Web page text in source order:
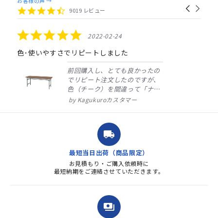
carousel
Carousel
arrows
4.4
star
9019 レビュー
5.0
star
rating
2022-02-24
色･使いやすさでリピートしました
前回購入し、とても良かったの
でリピート注文したのですが、
色（チーク）を間違って「ナチ
ュラル」としてしまいました。
ました。商品到着も早く、品
質・使いやすさで満足していま
す。また、リピートするときは
よろしくお...
Kagukuroカスタマー
local_shipping
最短当日出荷（商品限定）
お見積もり・ご購入依頼時に
最短納期をご連絡させていただきます。
payments